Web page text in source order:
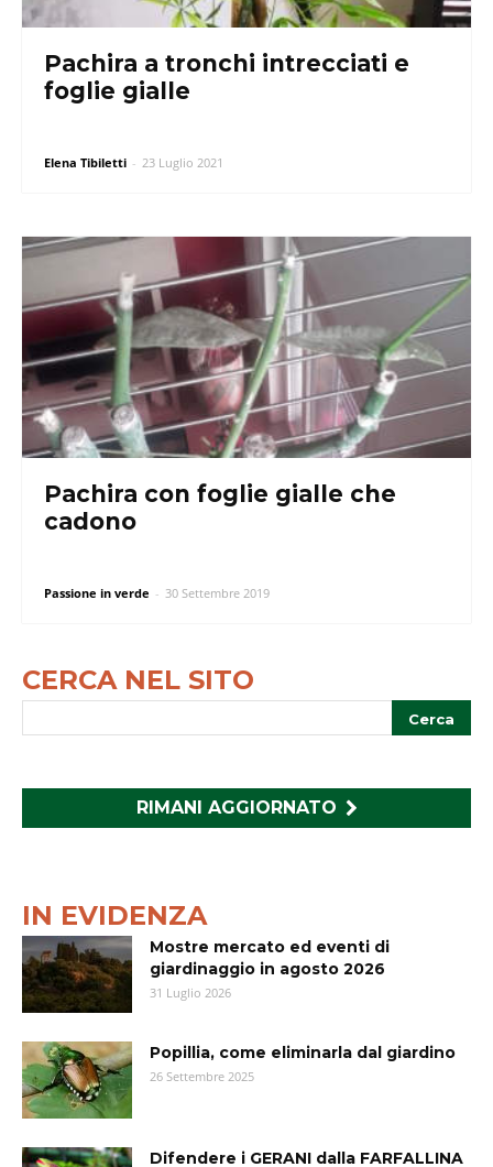
Pachira a tronchi intrecciati e
foglie gialle
Elena Tibiletti - 23 Luglio 2021
Pachira con foglie gialle che
cadono
Passione in verde - 30 Settembre 2019
CERCA NEL SITO
RIMANI AGGIORNATO
IN EVIDENZA
Mostre mercato ed eventi di
giardinaggio in agosto 2026
31 Luglio 2026
Popillia, come eliminarla dal giardino
26 Settembre 2025
Difendere i GERANI dalla FARFALLINA